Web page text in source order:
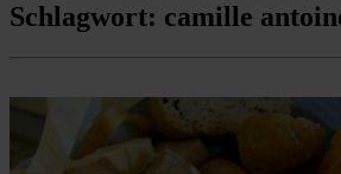
Schlagwort: camille